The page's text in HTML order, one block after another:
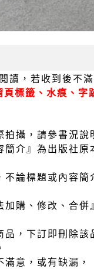
讀，若收到後不
標籤、水痕、字
拍攝，請參書況說
簡介』為出版社
不論標題或內容
加購、修改、合
品，下訂即刪除
滿意，或有缺漏，